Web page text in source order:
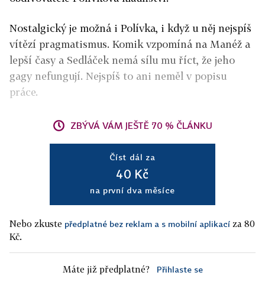
Nostalgický je možná i Polívka, i když u něj nejspíš
vítězí pragmatismus. Komik vzpomíná na Manéž a
lepší časy a Sedláček nemá sílu mu říct, že jeho
gagy nefungují. Nejspíš to ani neměl v popisu
práce.
ZBÝVÁ VÁM JEŠTĚ 70 % ČLÁNKU
Číst dál za
40 Kč
na první dva měsíce
Nebo zkuste předplatné bez reklam a s mobilní aplikací za 80
Kč.
Máte již předplatné? Přihlaste se